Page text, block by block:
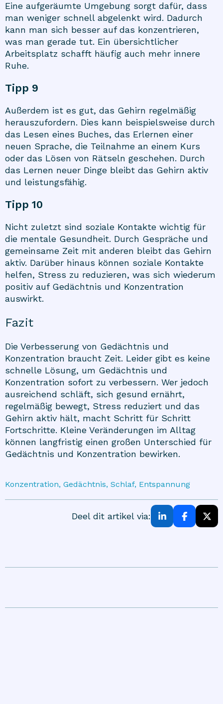
Eine aufgeräumte Umgebung sorgt dafür, dass
man weniger schnell abgelenkt wird. Dadurch
kann man sich besser auf das konzentrieren,
was man gerade tut. Ein übersichtlicher
Arbeitsplatz schafft häufig auch mehr innere
Ruhe.
Tipp 9
Außerdem ist es gut, das Gehirn regelmäßig
herauszufordern. Dies kann beispielsweise durch
das Lesen eines Buches, das Erlernen einer
neuen Sprache, die Teilnahme an einem Kurs
oder das Lösen von Rätseln geschehen. Durch
das Lernen neuer Dinge bleibt das Gehirn aktiv
und leistungsfähig.
Tipp 10
Nicht zuletzt sind soziale Kontakte wichtig für
die mentale Gesundheit. Durch Gespräche und
gemeinsame Zeit mit anderen bleibt das Gehirn
aktiv. Darüber hinaus können soziale Kontakte
helfen, Stress zu reduzieren, was sich wiederum
positiv auf Gedächtnis und Konzentration
auswirkt.
Fazit
Die Verbesserung von Gedächtnis und
Konzentration braucht Zeit. Leider gibt es keine
schnelle Lösung, um Gedächtnis und
Konzentration sofort zu verbessern. Wer jedoch
ausreichend schläft, sich gesund ernährt,
regelmäßig bewegt, Stress reduziert und das
Gehirn aktiv hält, macht Schritt für Schritt
Fortschritte. Kleine Veränderungen im Alltag
können langfristig einen großen Unterschied für
Gedächtnis und Konzentration bewirken.
Konzentration, Gedächtnis, Schlaf, Entspannung
Deel dit artikel via: